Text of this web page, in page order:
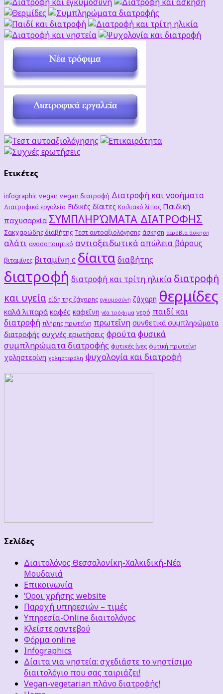
Ετικέτες
infographic vegan vegan διατροφή Διατροφή και νοσήματα
Διατροφικά εργαλεία Ειδικές δίαιτες Κοιλιακό λίπος Παιδική
παχυσαρκία ΣΥΜΠΛΗΡΏΜΑΤΑ ΔΙΑΤΡΟΦΗΣ
Σακχαρώδης διαβήτης Τεστ αυτοαξιολόγησης άσκηση αερόβια άσκηση
αλάτι ανοσοποιητικό αντιοξειδωτικά απώλεια βάρους
βιταμίνες βιταμίνη c δίαιτα διαβήτης
διατροφή διατροφή και τρίτη ηλικία διατροφή
και υγεία είδη της ζάχαρης εγκυμοσύνη ζάχαρη θερμίδες
καλά λιπαρά καφές καφεΐνη νέα τρόφιμα νερό παιδί και
διατροφή πλήρης πρωτεΐνη πρωτεΐνη συνθετικά συμπληρώματα
διατροφής συχνές ερωτήσεις φρούταφυσικά
συμπληρώματα διατροφής φυτικές ίνες φυτική πρωτείνη
χοληστερίνη χοληστερόλη ψυχολογία και διατροφή
Σελίδες
Διαιτολόγος Θεσσαλονίκη-Χαλκιδική-Νέα
Μουδανιά
Επικοινωνία
‘Οροι χρήσης website
Παροχή υπηρεσιών – τιμές
Υπηρεσία-Online διαιτολόγος
Κλείστε ραντεβού
Φόρμα online
Infographics
Δίαιτα για νηστεία: σχεδιάστε το νηστίσιμο
διαιτολόγιο που σας ταιριάζει!
Vegan-vegetarian πλάνο διατροφής!